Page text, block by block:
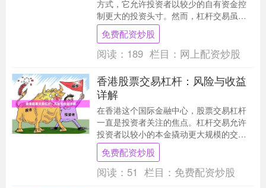
方式，它允许投资者以较少的自有资金控
制更大的投资头寸。然而，杠杆交易虽然
可能放大收益免费配资炒股，但同时也放
大了风险。本文将....
免费配资炒股
阅读： 189 栏目： 网上配资炒股
香港股票交易杠杆：风险与收益
详解
在香港这个国际金融中心，股票交易杠杆
一直是投资者关注的焦点。杠杆交易允许
投资者以较小的本金撬动更大规模的交
易，从而放大潜在收益，但同时也伴随着
显著的风险。本文将....
免费配资炒股
阅读： 51 栏目： 免费配资炒股